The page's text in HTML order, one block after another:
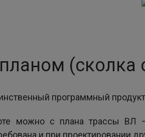
программный
можно с плана трассы ВЛ
и при проектировании